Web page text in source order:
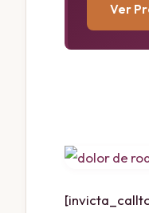
Ver